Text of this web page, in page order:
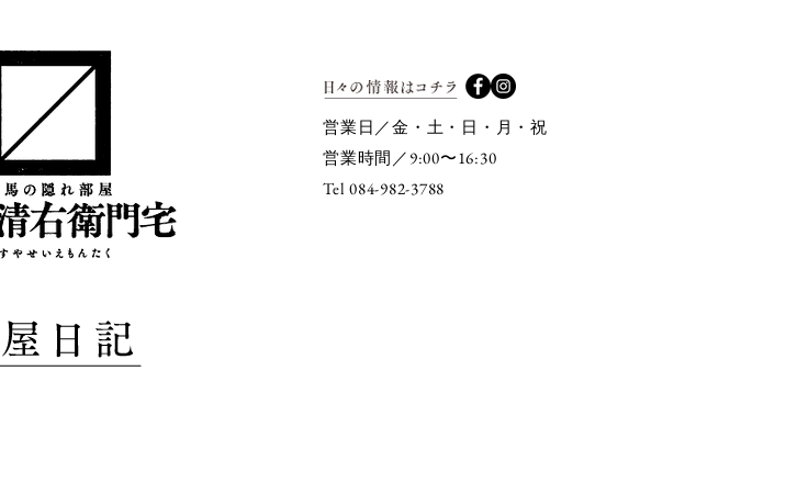
営業日／金・土・日・月・祝
営業時間／ 9:00〜16:30
Tel 084-982-3788